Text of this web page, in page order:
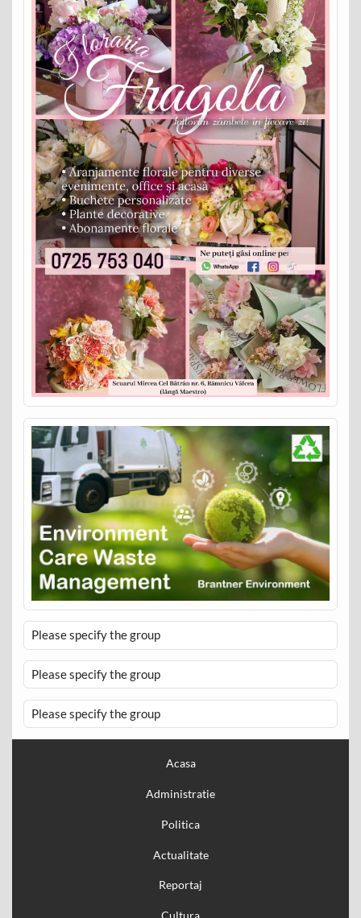
Please specify the group
Please specify the group
Please specify the group
Acasa
Administratie
Politica
Actualitate
Reportaj